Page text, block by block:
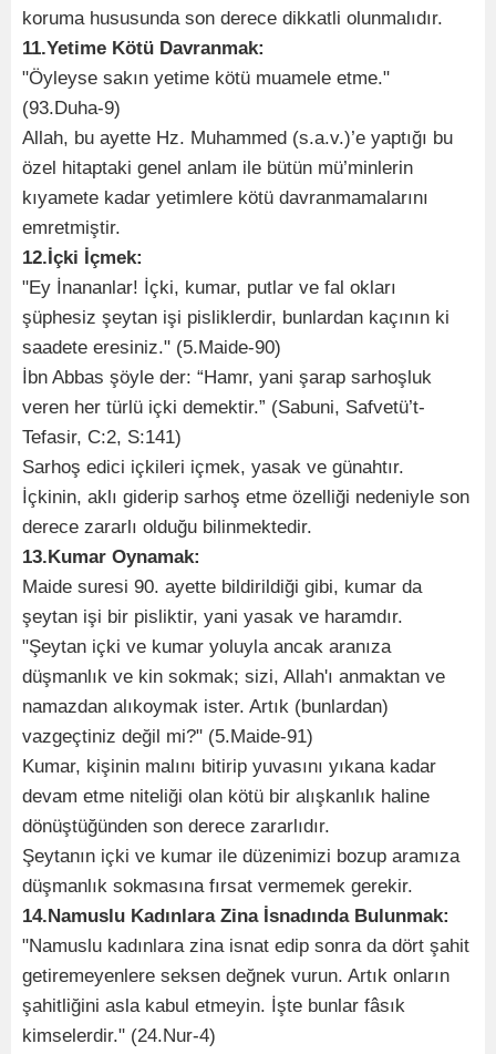
koruma hususunda son derece dikkatli olunmalıdır.
11.Yetime Kötü Davranmak:
"Öyleyse sakın yetime kötü muamele etme."
(93.Duha-9)
Allah, bu ayette Hz. Muhammed (s.a.v.)’e yaptığı bu
özel hitaptaki genel anlam ile bütün mü’minlerin
kıyamete kadar yetimlere kötü davranmamalarını
emretmiştir.
12.İçki İçmek:
"Ey İnananlar! İçki, kumar, putlar ve fal okları
şüphesiz şeytan işi pisliklerdir, bunlardan kaçının ki
saadete eresiniz." (5.Maide-90)
İbn Abbas şöyle der: “Hamr, yani şarap sarhoşluk
veren her türlü içki demektir.” (Sabuni, Safvetü’t-
Tefasir, C:2, S:141)
Sarhoş edici içkileri içmek, yasak ve günahtır.
İçkinin, aklı giderip sarhoş etme özelliği nedeniyle son
derece zararlı olduğu bilinmektedir.
13.Kumar Oynamak:
Maide suresi 90. ayette bildirildiği gibi, kumar da
şeytan işi bir pisliktir, yani yasak ve haramdır.
"Şeytan içki ve kumar yoluyla ancak aranıza
düşmanlık ve kin sokmak; sizi, Allah'ı anmaktan ve
namazdan alıkoymak ister. Artık (bunlardan)
vazgeçtiniz değil mi?" (5.Maide-91)
Kumar, kişinin malını bitirip yuvasını yıkana kadar
devam etme niteliği olan kötü bir alışkanlık haline
dönüştüğünden son derece zararlıdır.
Şeytanın içki ve kumar ile düzenimizi bozup aramıza
düşmanlık sokmasına fırsat vermemek gerekir.
14.Namuslu Kadınlara Zina İsnadında Bulunmak:
"Namuslu kadınlara zina isnat edip sonra da dört şahit
getiremeyenlere seksen değnek vurun. Artık onların
şahitliğini asla kabul etmeyin. İşte bunlar fâsık
kimselerdir." (24.Nur-4)